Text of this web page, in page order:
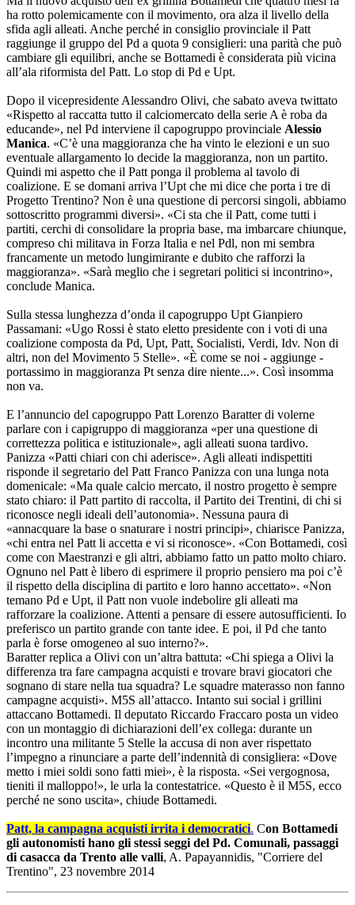
ha rotto polemicamente con il movimento, ora alza il livello della
sfida agli alleati. Anche perché in consiglio provinciale il Patt
raggiunge il gruppo del Pd a quota 9 consiglieri: una parità che può
cambiare gli equilibri, anche se Bottamedi è considerata più vicina
all’ala riformista del Patt. Lo stop di Pd e Upt.
Dopo il vicepresidente Alessandro Olivi, che sabato aveva twittato
«Rispetto al raccatta tutto il calciomercato della serie A è roba da
educande», nel Pd interviene il capogruppo provinciale Alessio
Manica. «C’è una maggioranza che ha vinto le elezioni e un suo
eventuale allargamento lo decide la maggioranza, non un partito.
Quindi mi aspetto che il Patt ponga il problema al tavolo di
coalizione. E se domani arriva l’Upt che mi dice che porta i tre di
Progetto Trentino? Non è una questione di percorsi singoli, abbiamo
sottoscritto programmi diversi». «Ci sta che il Patt, come tutti i
partiti, cerchi di consolidare la propria base, ma imbarcare chiunque,
compreso chi militava in Forza Italia e nel Pdl, non mi sembra
francamente un metodo lungimirante e dubito che rafforzi la
maggioranza». «Sarà meglio che i segretari politici si incontrino»,
conclude Manica.
Sulla stessa lunghezza d’onda il capogruppo Upt Gianpiero
Passamani: «Ugo Rossi è stato eletto presidente con i voti di una
coalizione composta da Pd, Upt, Patt, Socialisti, Verdi, Idv. Non di
altri, non del Movimento 5 Stelle». «È come se noi - aggiunge -
portassimo in maggioranza Pt senza dire niente...». Così insomma
non va.
E l’annuncio del capogruppo Patt Lorenzo Baratter di volerne
parlare con i capigruppo di maggioranza «per una questione di
correttezza politica e istituzionale», agli alleati suona tardivo.
Panizza «Patti chiari con chi aderisce». Agli alleati indispettiti
risponde il segretario del Patt Franco Panizza con una lunga nota
domenicale: «Ma quale calcio mercato, il nostro progetto è sempre
stato chiaro: il Patt partito di raccolta, il Partito dei Trentini, di chi si
riconosce negli ideali dell’autonomia». Nessuna paura di
«annacquare la base o snaturare i nostri principi», chiarisce Panizza,
«chi entra nel Patt li accetta e vi si riconosce». «Con Bottamedi, così
come con Maestranzi e gli altri, abbiamo fatto un patto molto chiaro.
Ognuno nel Patt è libero di esprimere il proprio pensiero ma poi c’è
il rispetto della disciplina di partito e loro hanno accettato». «Non
temano Pd e Upt, il Patt non vuole indebolire gli alleati ma
rafforzare la coalizione. Attenti a pensare di essere autosufficienti. Io
preferisco un partito grande con tante idee. E poi, il Pd che tanto
parla è forse omogeneo al suo interno?».
Baratter replica a Olivi con un’altra battuta: «Chi spiega a Olivi la
differenza tra fare campagna acquisti e trovare bravi giocatori che
sognano di stare nella tua squadra? Le squadre materasso non fanno
campagne acquisti». M5S all’attacco. Intanto sui social i grillini
attaccano Bottamedi. Il deputato Riccardo Fraccaro posta un video
con un montaggio di dichiarazioni dell’ex collega: durante un
incontro una militante 5 Stelle la accusa di non aver rispettato
l’impegno a rinunciare a parte dell’indennità di consigliera: «Dove
metto i miei soldi sono fatti miei», è la risposta. «Sei vergognosa,
tieniti il malloppo!», le urla la contestatrice. «Questo è il M5S, ecco
perché ne sono uscita», chiude Bottamedi.
Patt, la campagna acquisti irrita i democratici. Con Bottamedi
gli autonomisti hano gli stessi seggi del Pd. Comunali, passaggi
di casacca da Trento alle valli, A. Papayannidis, "Corriere del
Trentino", 23 novembre 2014